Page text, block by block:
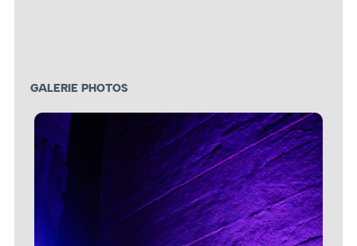
GALERIE PHOTOS